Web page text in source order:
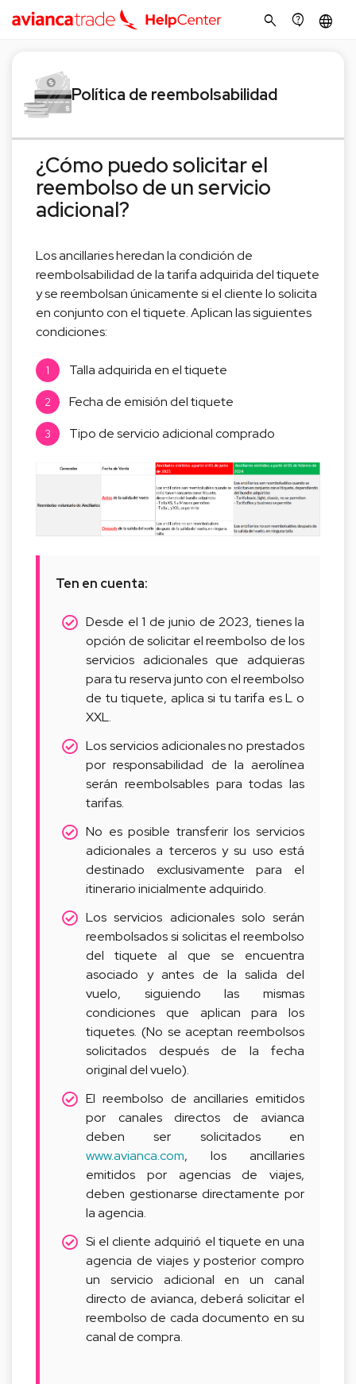
search contact_support language
Política de reembolsabilidad
¿Cómo puedo solicitar el
reembolso de un servicio
adicional?
Los ancillaries heredan la condición de
reembolsabilidad de la tarifa adquirida del tiquete
y se reembolsan únicamente si el cliente lo solicita
en conjunto con el tiquete. Aplican las siguientes
condiciones:
Talla adquirida en el tiquete
Fecha de emisión del tiquete
Tipo de servicio adicional comprado
Ten en cuenta:
Desde el 1 de junio de 2023, tienes la
opción de solicitar el reembolso de los
servicios adicionales que adquieras
para tu reserva junto con el reembolso
de tu tiquete, aplica si tu tarifa es L o
XXL.
Los servicios adicionales no prestados
por responsabilidad de la aerolínea
serán reembolsables para todas las
tarifas.
No es posible transferir los servicios
adicionales a terceros y su uso está
destinado exclusivamente para el
itinerario inicialmente adquirido.
Los servicios adicionales solo serán
reembolsados si solicitas el reembolso
del tiquete al que se encuentra
asociado y antes de la salida del
vuelo, siguiendo las mismas
condiciones que aplican para los
tiquetes. (No se aceptan reembolsos
solicitados después de la fecha
original del vuelo).
El reembolso de ancillaries emitidos
por canales directos de avianca
deben ser solicitados en
www.avianca.com, los ancillaries
emitidos por agencias de viajes,
deben gestionarse directamente por
la agencia.
Si el cliente adquirió el tiquete en una
agencia de viajes y posterior compro
un servicio adicional en un canal
directo de avianca, deberá solicitar el
reembolso de cada documento en su
canal de compra.